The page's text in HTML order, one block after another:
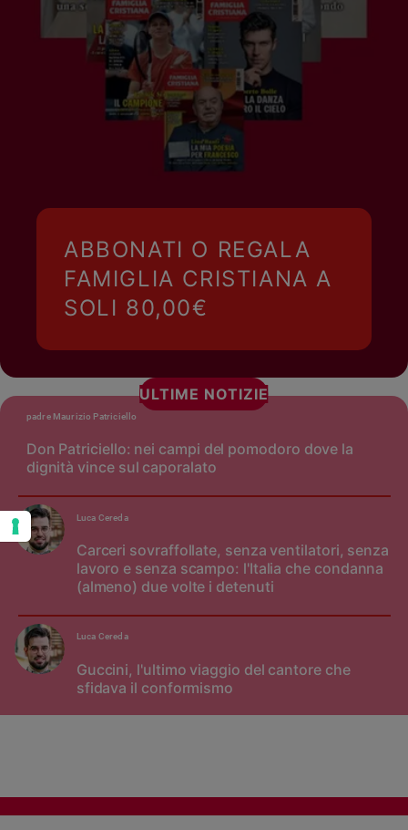
ABBONATI O REGALA
FAMIGLIA CRISTIANA A
SOLI 80,00€
ULTIME NOTIZIE
Don Patriciello: nei campi del pomodoro dove la
dignità vince sul caporalato
padre Maurizio Patriciello
Carceri sovraffollate, senza ventilatori, senza
lavoro e senza scampo: l'Italia che condanna
(almeno) due volte i detenuti
Luca Cereda
Guccini, l'ultimo viaggio del cantore che
sfidava il conformismo
Luca Cereda